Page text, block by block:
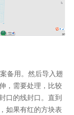
备用。然后导入翅
，需要处理，比较
口的线封口。直到
如果有红的方块表